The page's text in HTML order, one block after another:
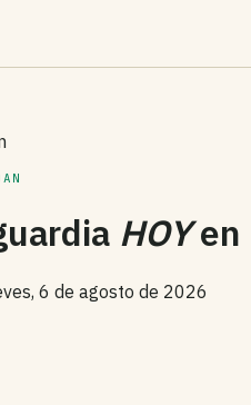
HOYen
6 de agosto de 2026